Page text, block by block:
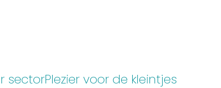
De Friese meren
voor de kleintjes